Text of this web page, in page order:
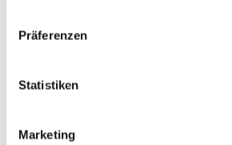
Präferenzen
Statistiken
Marketing